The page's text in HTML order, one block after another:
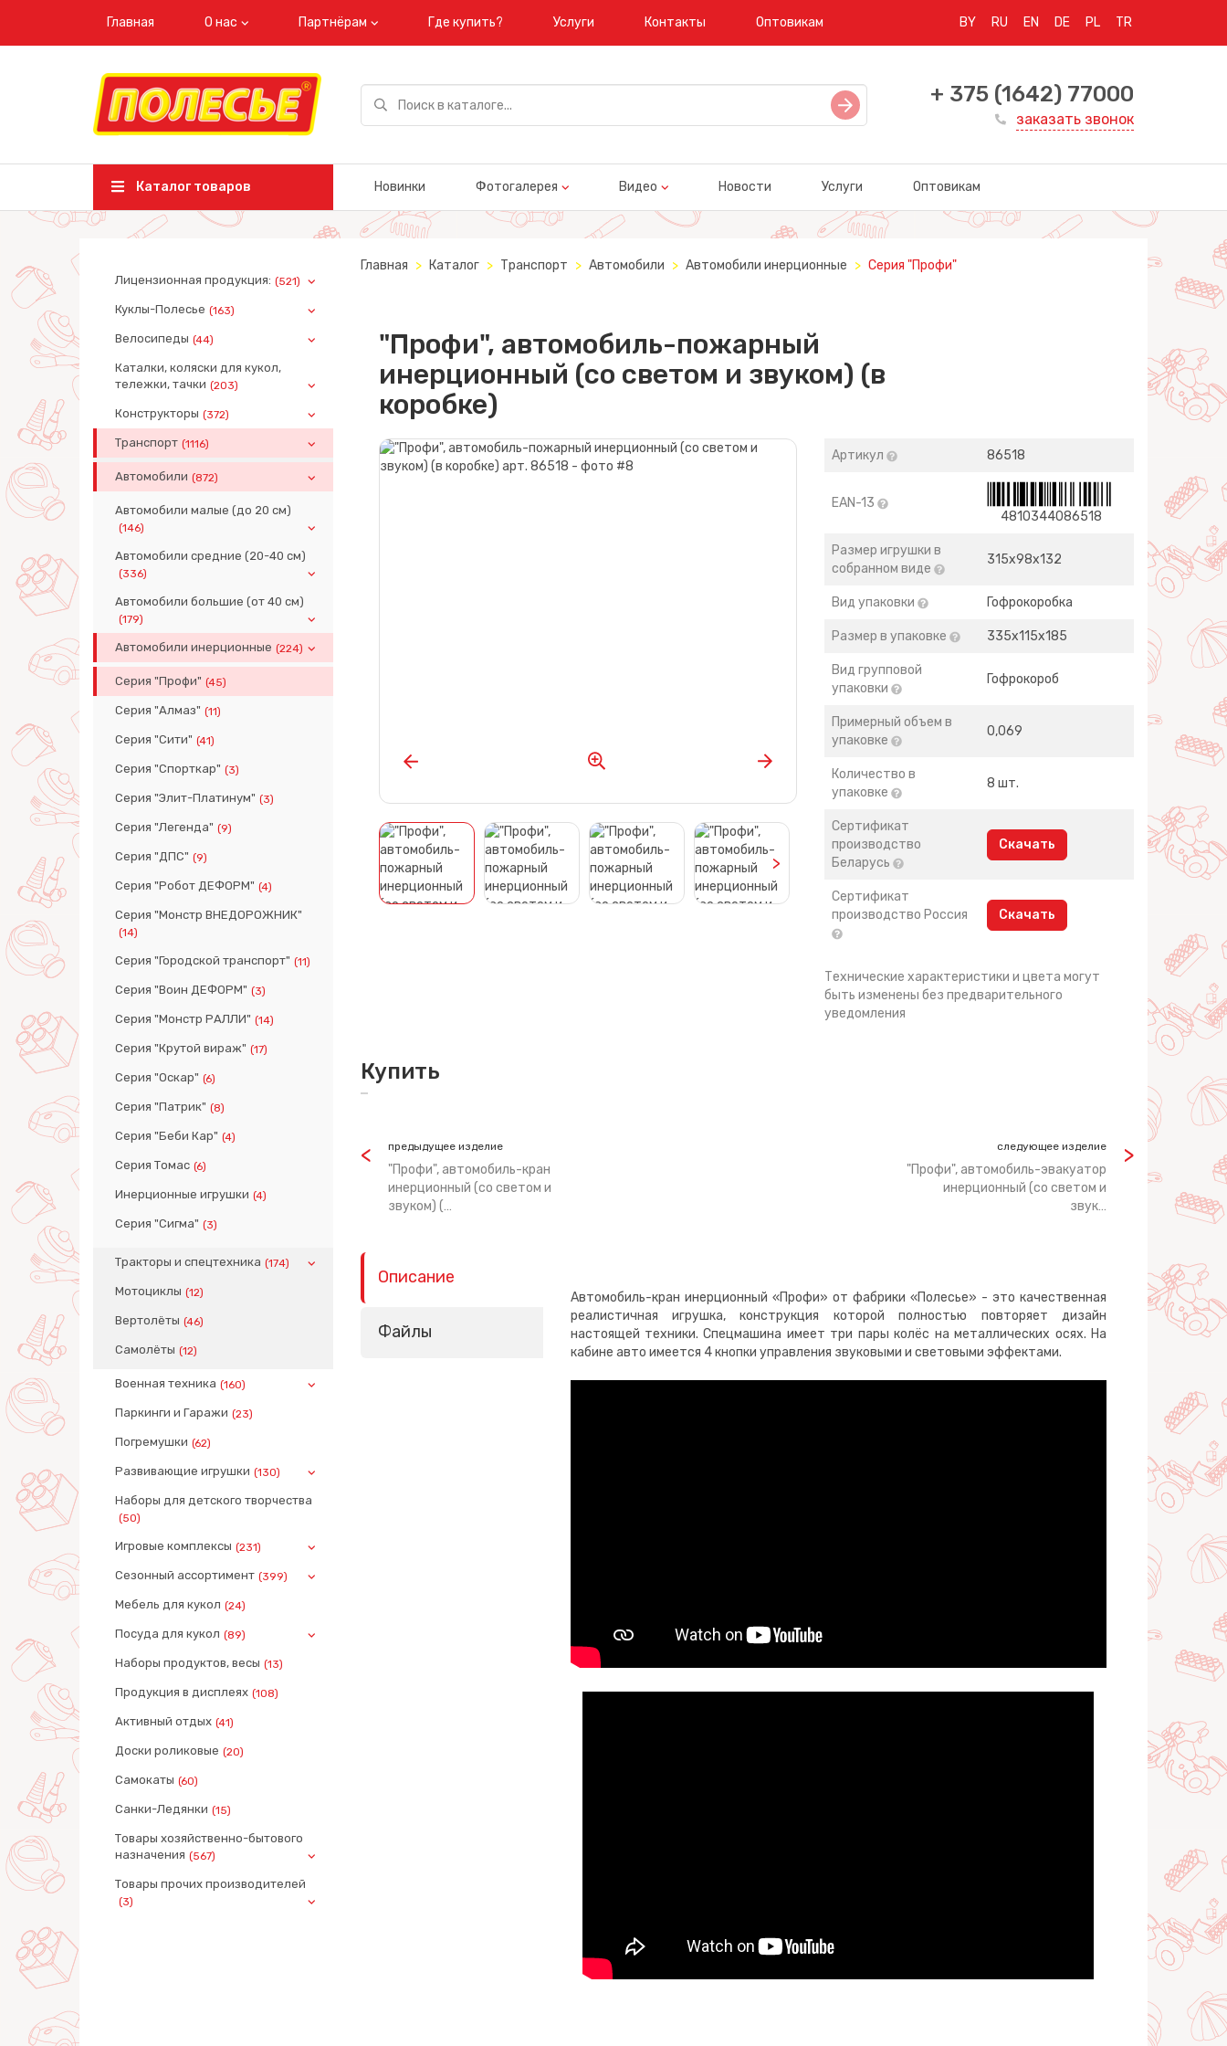
Главная О нас Партнёрам Где купить? Услуги Контакты Оптовикам BY RU EN DE PL TR
+ 375 (1642) 77000
заказать звонок
Каталог товаров Новинки Фотогалерея Видео Новости Услуги Оптовикам
Лицензионная продукция: (521)
Куклы-Полесье (163)
Велосипеды (44)
Каталки, коляски для кукол,
тележки, тачки (203)
Конструкторы (372)
Транспорт (1116)
Автомобили (872)
Автомобили малые (до 20 см)
(146)
Автомобили средние (20-40 см)
(336)
Автомобили большие (от 40 см)
(179)
Автомобили инерционные (224)
Серия "Профи" (45)
Серия "Алмаз" (11)
Серия "Сити" (41)
Серия "Спорткар" (3)
Серия "Элит-Платинум" (3)
Серия "Легенда" (9)
Серия "ДПС" (9)
Серия "Робот ДЕФОРМ" (4)
Серия "Монстр ВНЕДОРОЖНИК"
(14)
Серия "Городской транспорт" (11)
Серия "Воин ДЕФОРМ" (3)
Серия "Монстр РАЛЛИ" (14)
Серия "Крутой вираж" (17)
Серия "Оскар" (6)
Серия "Патрик" (8)
Серия "Беби Кар" (4)
Серия Томас (6)
Инерционные игрушки (4)
Серия "Сигма" (3)
Тракторы и спецтехника (174)
Мотоциклы (12)
Вертолёты (46)
Самолёты (12)
Военная техника (160)
Паркинги и Гаражи (23)
Погремушки (62)
Развивающие игрушки (130)
Наборы для детского творчества
(50)
Игровые комплексы (231)
Сезонный ассортимент (399)
Мебель для кукол (24)
Посуда для кукол (89)
Наборы продуктов, весы (13)
Продукция в дисплеях (108)
Активный отдых (41)
Доски роликовые (20)
Самокаты (60)
Санки-Ледянки (15)
Товары хозяйственно-бытового
назначения (567)
Товары прочих производителей
(3)
Главная Каталог Транспорт Автомобили Автомобили инерционные Серия "Профи"
"Профи", автомобиль-пожарный
инерционный (со светом и звуком) (в
коробке)
>
Артикул 86518
EAN-13
4810344086518
Размер игрушки в
собранном виде
315х98х132
Вид упаковки Гофрокоробка
Размер в упаковке 335х115х185
Вид групповой
упаковки
Гофрокороб
Примерный объем в
упаковке
0,069
Количество в
упаковке
8 шт.
Сертификат
производство
Беларусь
Скачать
Сертификат
производство Россия
Скачать
Технические характеристики и цвета могут
быть изменены без предварительного
уведомления
Купить
предыдущее изделие
"Профи", автомобиль-кран
инерционный (со светом и
звуком) (…
следующее изделие
"Профи", автомобиль-эвакуатор
инерционный (со светом и
звук…
Описание
Файлы
Автомобиль-кран инерционный «Профи» от фабрики «Полесье» - это качественная
реалистичная игрушка, конструкция которой полностью повторяет дизайн
настоящей техники. Спецмашина имеет три пары колёс на металлических осях. На
кабине авто имеется 4 кнопки управления звуковыми и световыми эффектами.